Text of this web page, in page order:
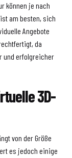
können je nach
am besten, sich
Angebote
da
und erfolgreicher
3D-
von der Größe
es jedoch einige